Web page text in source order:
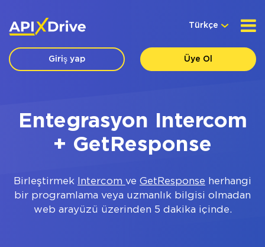
Türkçe
Giriş yap Üye Ol
Entegrasyon Intercom
+ GetResponse
Birleştirmek Intercom ve GetResponse herhangi
bir programlama veya uzmanlık bilgisi olmadan
web arayüzü üzerinden 5 dakika içinde.